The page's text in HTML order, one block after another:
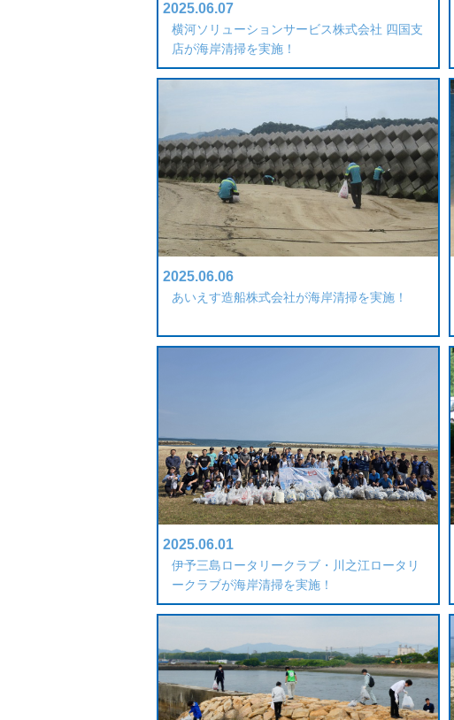
2025.06.07
横河ソリューションサービス株式会社 四国支
店が海岸清掃を実施！
2025.06.06
あいえす造船株式会社が海岸清掃を実施！
2025.06.01
伊予三島ロータリークラブ・川之江ロータリ
ークラブが海岸清掃を実施！